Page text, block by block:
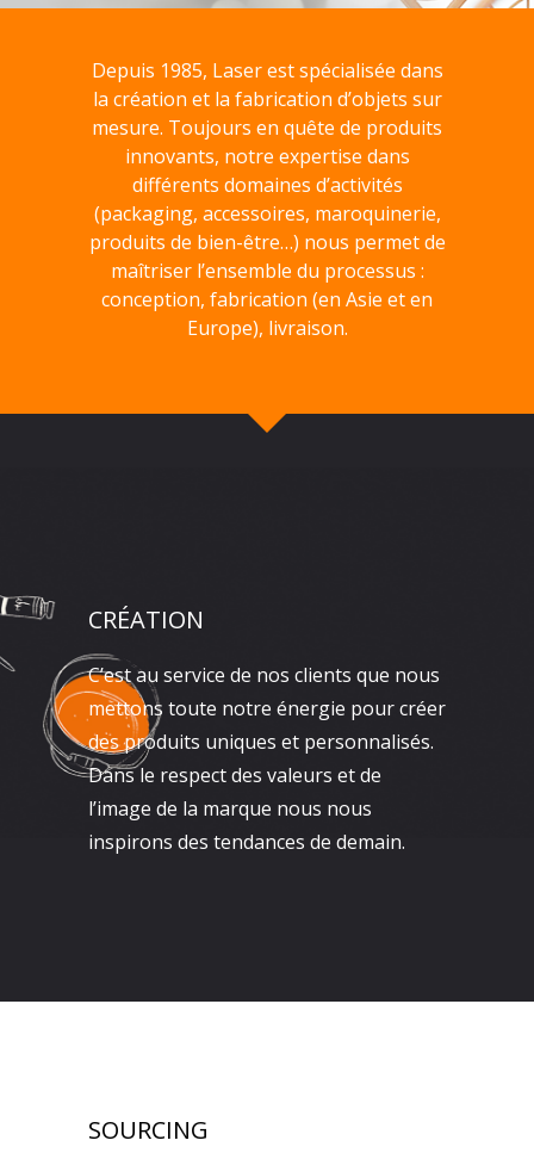
Depuis 1985, Laser est spécialisée dans
la création et la fabrication d’objets sur
mesure. Toujours en quête de produits
innovants, notre expertise dans
différents domaines d’activités
(packaging, accessoires, maroquinerie,
produits de bien-être…) nous permet de
maîtriser l’ensemble du processus :
conception, fabrication (en Asie et en
Europe), livraison.
CRÉATION
C’est au service de nos clients que nous
mettons toute notre énergie pour créer
des produits uniques et personnalisés.
Dans le respect des valeurs et de
l’image de la marque nous nous
inspirons des tendances de demain.
SOURCING